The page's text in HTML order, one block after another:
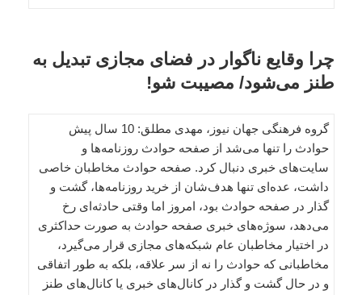
چرا وقایع ناگوار در فضای مجازی تبدیل به
طنز می‌شود/ مصیبت شو!
گروه فرهنگی جهان نیوز، مهدی مطلق: 10 سال پیش
حوادث را تنها می‌شد از صفحه حوادث روزنامه‌ها و
سایت‌های خبری دنبال کرد. صفحه حوادث مخاطبان خاصی
داشت، عده‌ای تنها هدف‌شان از خرید روزنامه‌ها، گشت و
گذار در صفحه حوادث بود، امروز اما وقتی حادثه‌ای رخ
می‌دهد، سوژه‌های خبری صفحه حوادث به صورت حداکثری
در اختیار مخاطبان عام شبکه‌های مجازی قرار می‌گیرد،
مخاطبانی که حوادث را نه از سر علاقه، بلکه به طور اتفاقی
و در حال گشت و گذار در کانال‌های خبری یا کانال‌های طنز